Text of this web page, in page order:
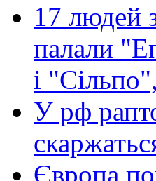
17 людей
палали
і
У рф
Європа